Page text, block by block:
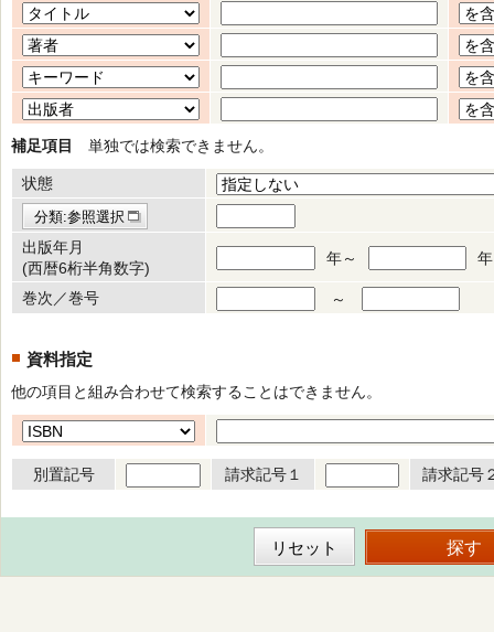
補足項目 単独では検索できません。
状態
分類:参照選択
出版年月
(西暦6桁半角数字)
年～ 年
巻次／巻号 ～
資料指定
他の項目と組み合わせて検索することはできません。
別置記号 請求記号１ 請求記号